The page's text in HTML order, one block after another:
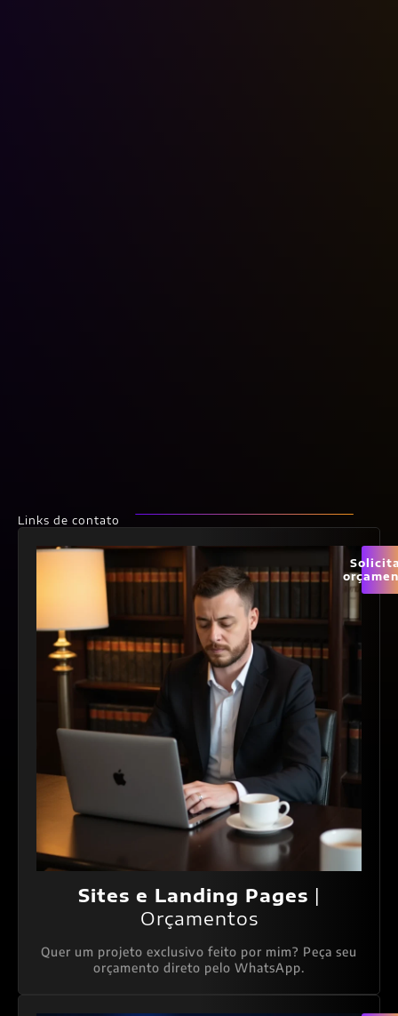
Links de contato
Sites e Landing Pages |
Orçamentos
Quer um projeto exclusivo feito por mim? Peça seu
orçamento direto pelo WhatsApp.